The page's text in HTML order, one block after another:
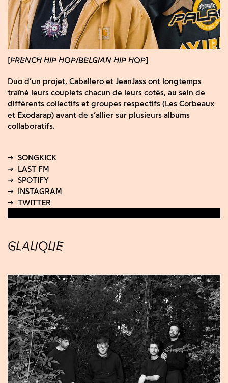
FRENCH HIP HOP BELGIAN HIP HOP
Duo d’un projet, Caballero et JeanJass ont longtemps
traîné leurs couplets chacun de leurs cotés, au sein de
différents collectifs et groupes respectifs (Les Corbeaux
et Exodarap) avant de s’allier sur plusieurs albums
collaboratifs.
GLAUQUE